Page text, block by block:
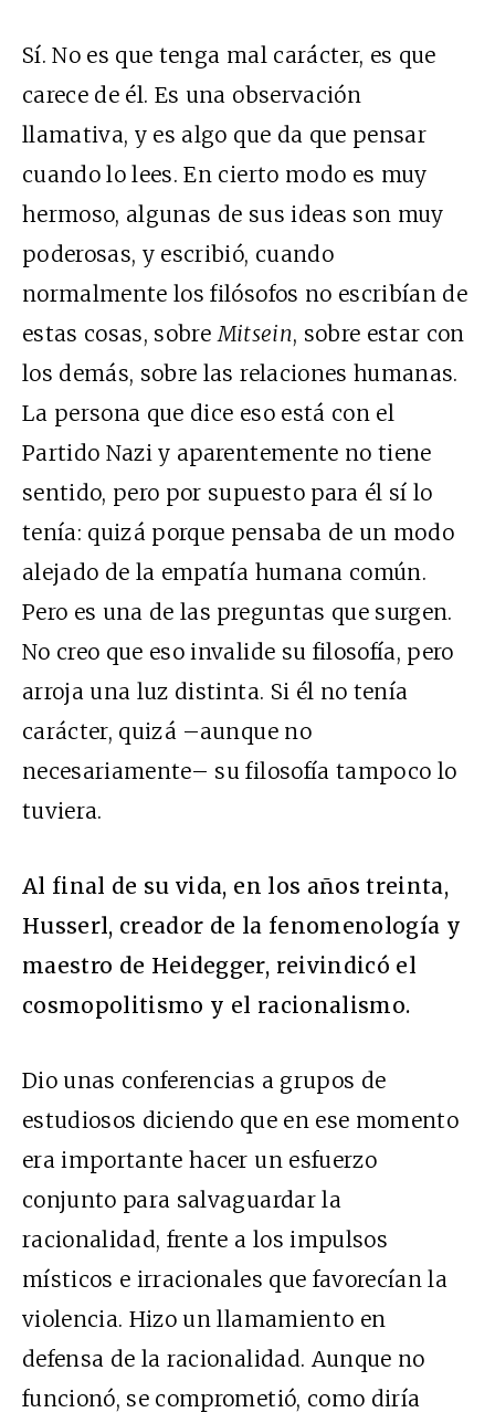
Sí. No es que tenga mal carácter, es que
carece de él. Es una observación
llamativa, y es algo que da que pensar
cuando lo lees. En cierto modo es muy
hermoso, algunas de sus ideas son muy
poderosas, y escribió, cuando
normalmente los filósofos no escribían de
estas cosas, sobreMitsein, sobre estar con
los demás, sobre las relaciones humanas.
La persona que dice eso está con el
Partido Nazi y aparentemente no tiene
sentido, pero por supuesto para él sí lo
tenía: quizá porque pensaba de un modo
alejado de la empatía humana común.
Pero es una de las preguntas que surgen.
No creo que eso invalide su filosofía, pero
arroja una luz distinta. Si él no tenía
carácter, quizá –aunque no
necesariamente– su filosofía tampoco lo
tuviera.
Al final de su vida, en los años treinta,
Husserl, creador de la fenomenología y
maestro de Heidegger, reivindicó el
cosmopolitismo y el racionalismo.
Dio unas conferencias a grupos de
estudiosos diciendo que en ese momento
era importante hacer un esfuerzo
conjunto para salvaguardar la
racionalidad, frente a los impulsos
místicos e irracionales que favorecían la
violencia. Hizo un llamamiento en
defensa de la racionalidad. Aunque no
funcionó, se comprometió, como diría